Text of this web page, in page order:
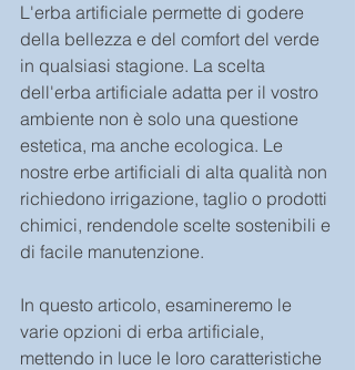
L'erba artificiale permette di godere
della bellezza e del comfort del verde
in qualsiasi stagione. La scelta
dell'erba artificiale adatta per il vostro
ambiente non è solo una questione
estetica, ma anche ecologica. Le
nostre erbe artificiali di alta qualità non
richiedono irrigazione, taglio o prodotti
chimici, rendendole scelte sostenibili e
di facile manutenzione.
In questo articolo, esamineremo le
varie opzioni di erba artificiale,
mettendo in luce le loro caratteristiche